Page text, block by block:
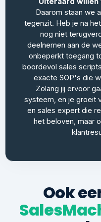
Daarom staan we
tegenzit. Heb je na
nog niet
deelnemen aan de
onbeperkt toegang
boordevol sales
exacte SOP's die
Zolang jij ervoor
systeem, en je groeit
en sales expert die
het beloven, maar
Ook